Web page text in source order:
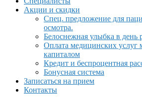
Акции и скидки
Спец. предложение для
осмотра.
Белоснежная улыбка в день
Оплата медицинских услуг
капиталом
Кредит и беспроцентная
Бонусная система
Записаться на прием
Контакты